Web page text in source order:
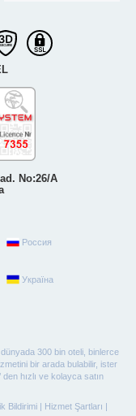
No:26/A
Россия
Україна
300 bin oteli, binlerce
bir arada bulabilir, ister
hızlı ve kolayca satın
Bildirimi | Hizmet Şartları |